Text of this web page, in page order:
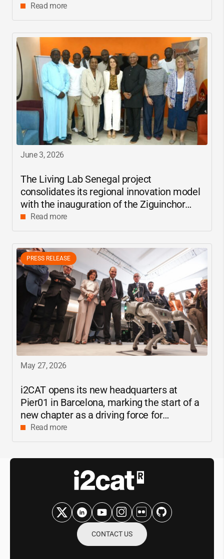
Read more
June 3, 2026
The Living Lab Senegal project
consolidates its regional innovation model
with the inauguration of the Ziguinchor
center
Read more
PRESS RELEASE
May 27, 2026
i2CAT opens its new headquarters at
Pier01 in Barcelona, marking the start of a
new chapter as a driving force for
innovation and digital research in
Catalonia
Read more
CONTACT US